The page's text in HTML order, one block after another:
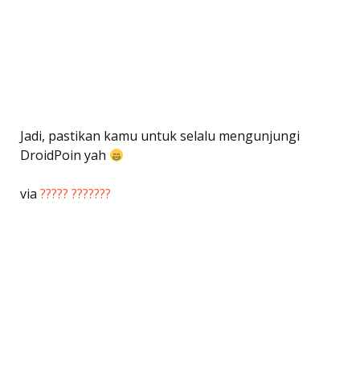
Jadi, pastikan kamu untuk selalu mengunjungi
DroidPoin yah
via ????? ???????